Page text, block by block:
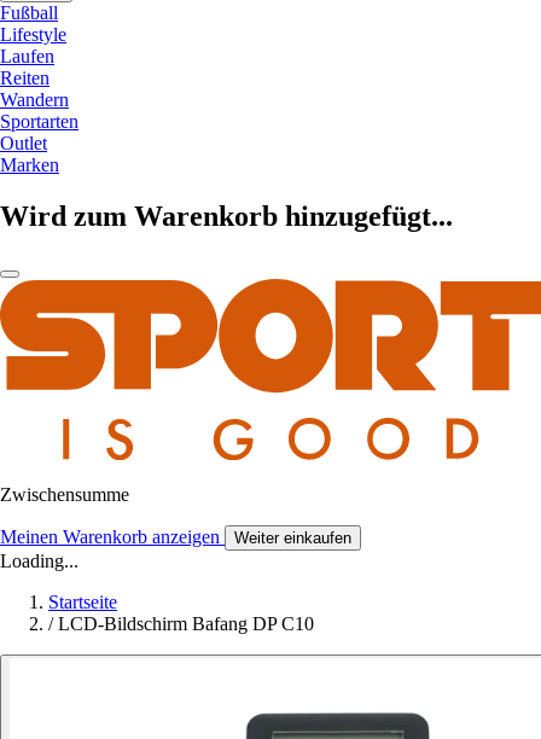
Fußball
Lifestyle
Laufen
Reiten
Wandern
Sportarten
Outlet
Marken
Wird zum Warenkorb hinzugefügt...
Zwischensumme
Meinen Warenkorb anzeigen Weiter einkaufen
Loading...
Startseite
/ LCD-Bildschirm Bafang DP C10